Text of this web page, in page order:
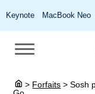
Keynote MacBook Neo
> Forfaits > Sosh